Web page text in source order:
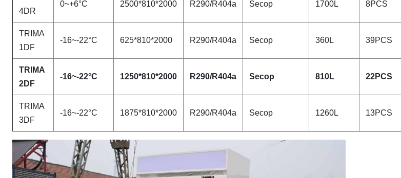
4DR
0~+6°C 2500*810*2000 R290/R404a Secop 1700L 8PCS
TRIMA
1DF
-16~-22°C 625*810*2000 R290/R404a Secop 360L 39PCS
TRIMA
2DF
-16~-22°C 1250*810*2000 R290/R404a Secop 810L 22PCS
TRIMA
3DF
-16~-22°C 1875*810*2000 R290/R404a Secop 1260L 13PCS